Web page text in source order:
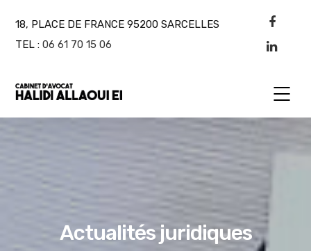
18, PLACE DE FRANCE 95200 SARCELLES
TEL :06 61 70 15 06
Actualités juridiques